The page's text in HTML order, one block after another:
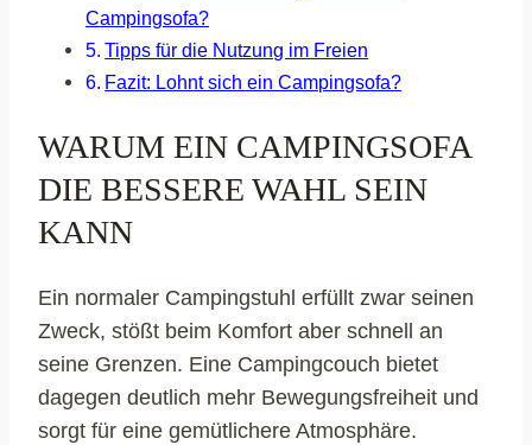
Campingsofa?
Tipps für die Nutzung im Freien
Fazit: Lohnt sich ein Campingsofa?
WARUM EIN CAMPINGSOFA
DIE BESSERE WAHL SEIN
KANN
Ein normaler Campingstuhl erfüllt zwar seinen
Zweck, stößt beim Komfort aber schnell an
seine Grenzen. Eine Campingcouch bietet
dagegen deutlich mehr Bewegungsfreiheit und
sorgt für eine gemütlichere Atmosphäre.